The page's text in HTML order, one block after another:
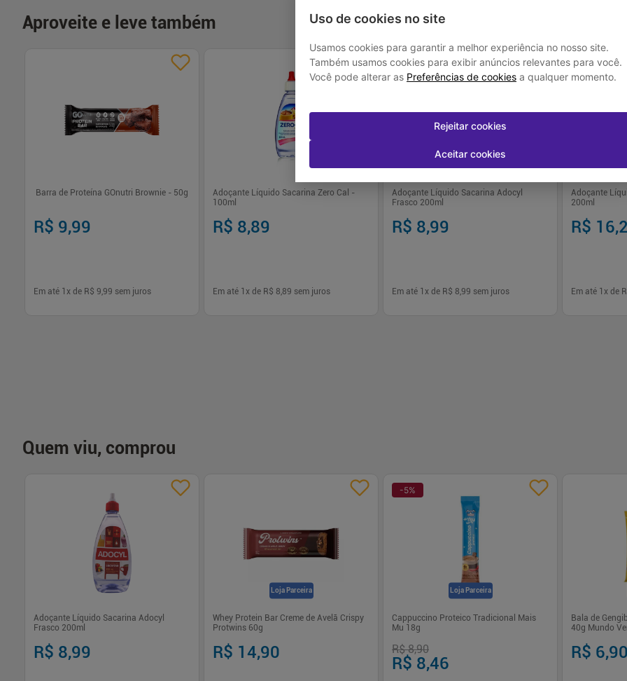
Uso de cookies no site
Usamos cookies para garantir a melhor experiência no nosso site.
Também usamos cookies para exibir anúncios relevantes para você.
Você pode alterar as Preferências de cookies a qualquer momento.
Rejeitar cookies
Aceitar cookies
Aproveite e leve também
Barra de Proteína GOnutri Brownie - 50g
R$ 9,99
Em até 1 x de R$ 9,99 sem juros
Adoçante Líquido Sacarina Zero Cal -
100ml
R$ 8,89
Em até 1 x de R$ 8,89 sem juros
Adoçante Líquido Sacarina Adocyl
Frasco 200ml
R$ 8,99
Em até 1 x de R$ 8,99 sem juros
Adoçante
200ml
R$
Em até 1 x de
Quem viu, comprou
Adoçante Líquido Sacarina Adocyl
Frasco 200ml
R$ 8,99
Loja Parceira
Whey Protein Bar Creme de Avelã Crispy
Protwins 60g
R$ 14,90
Loja Parceira
-5%
Cappuccino Proteico Tradicional Mais
Mu 18g
R$ 8,90
R$ 8,46
Bala de
40g Mundo
R$ 6,90